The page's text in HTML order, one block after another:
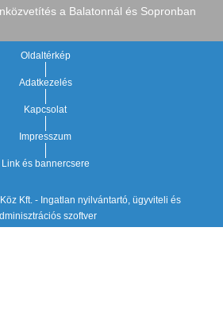
a Balatonnál és Sopronban
Oldaltérkép
Adatkezelés
Kapcsolat
Impresszum
Link és bannercsere
Kft. - Ingatlan nyilvántartó, ügyviteli és
szoftver